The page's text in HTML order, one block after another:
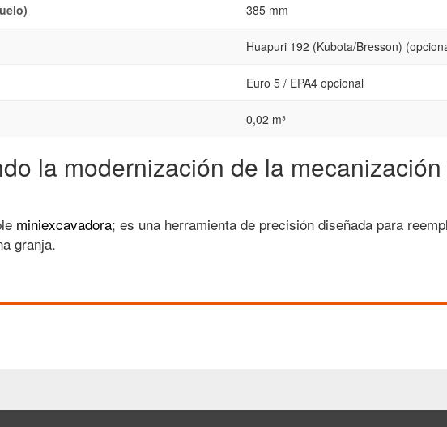
385 mm
Huapuri 192 (Kubota/Bresson)
Euro 5 / EPA4 opcional
0,02 m³
la modernización de la
miniexcavadora; es una herramienta de precisión diseñada para
granja.